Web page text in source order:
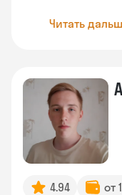
Читать
4.94
от